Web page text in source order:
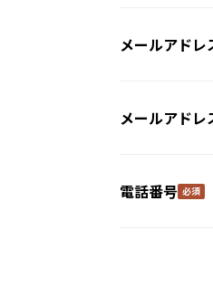
メールアドレ
メールアド
電話番号